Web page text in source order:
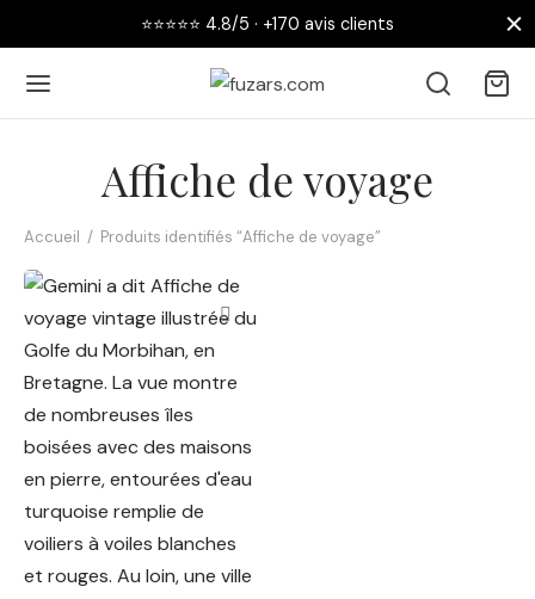
⭐⭐⭐⭐⭐ 4.8/5 · +170 avis clients
Affiche de voyage
Accueil / Produits identifiés “Affiche de voyage”
Retour
AFFICHES